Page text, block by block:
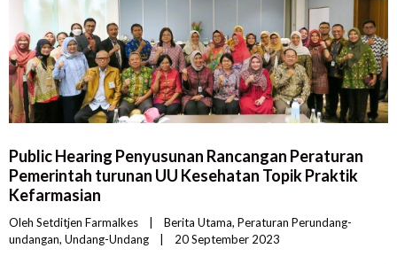
Public Hearing Penyusunan Rancangan Peraturan
Pemerintah turunan UU Kesehatan Topik Praktik
Kefarmasian
Oleh Setditjen Farmalkes Berita Utama, Peraturan Perundang-
undangan, Undang-Undang 20 September 2023